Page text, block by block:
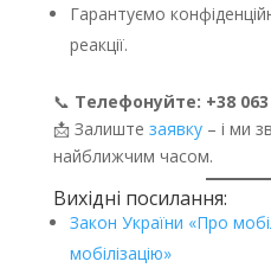
Гарантуємо
реакції.
📞 Телефонуйте: +38 063
📩 Залиште заявку – і ми
найближчим часом.
Вихідні посилання:
Закон України «Про
мобілізацію»